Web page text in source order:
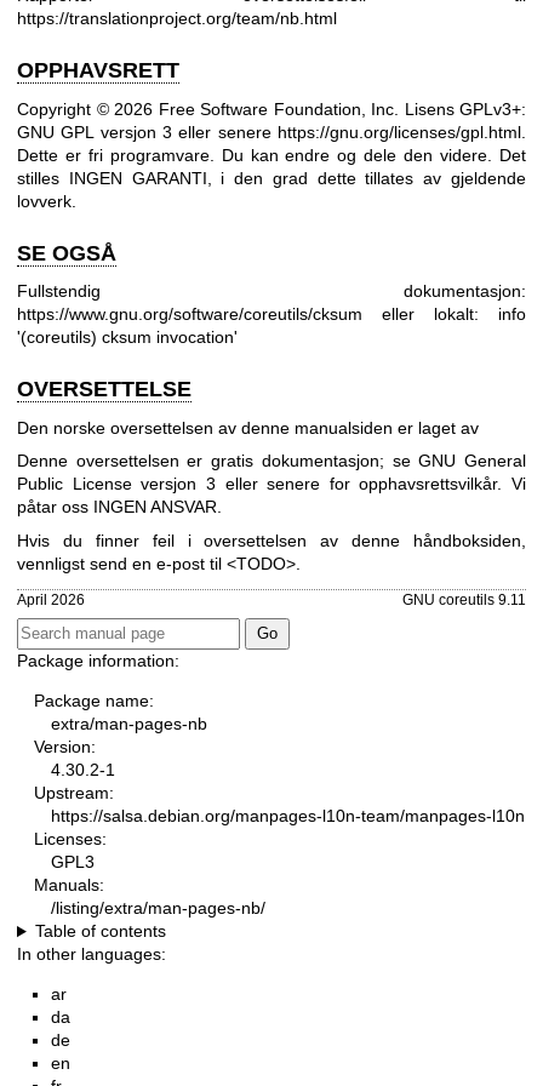
https://translationproject.org/team/nb.html
OPPHAVSRETT
Copyright © 2026 Free Software Foundation, Inc. Lisens GPLv3+:
GNU GPL versjon 3 eller senere https://gnu.org/licenses/gpl.html
Dette er fri programvare. Du kan endre og dele den videre. Det
stilles INGEN GARANTI, i den grad dette tillates av gjeldende
lovverk.
SE OGSÅ
Fullstendig dokumentasjon:
https://www.gnu.org/software/coreutils/cksum
eller lokalt: info
'(coreutils) cksum invocation'
OVERSETTELSE
Den norske oversettelsen av denne manualsiden er laget av
Denne oversettelsen er gratis dokumentasjon; seGNU General
Public License versjon 3 eller senere for opphavsrettsvilkår. Vi
påtar oss INGEN ANSVAR.
Hvis du finner feil i oversettelsen av denne håndboksiden,
vennligst send en e-post til <TODO>.
April 2026 GNU coreutils 9.11
Package information:
Package name:
extra/man-pages-nb
Version:
4.30.2-1
Upstream:
https://salsa.debian.org/manpages-l10n-team/manpages-l10n
Licenses:
GPL3
Manuals:
/listing/extra/man-pages-nb/
Table of contents
In other languages:
ar
da
de
en